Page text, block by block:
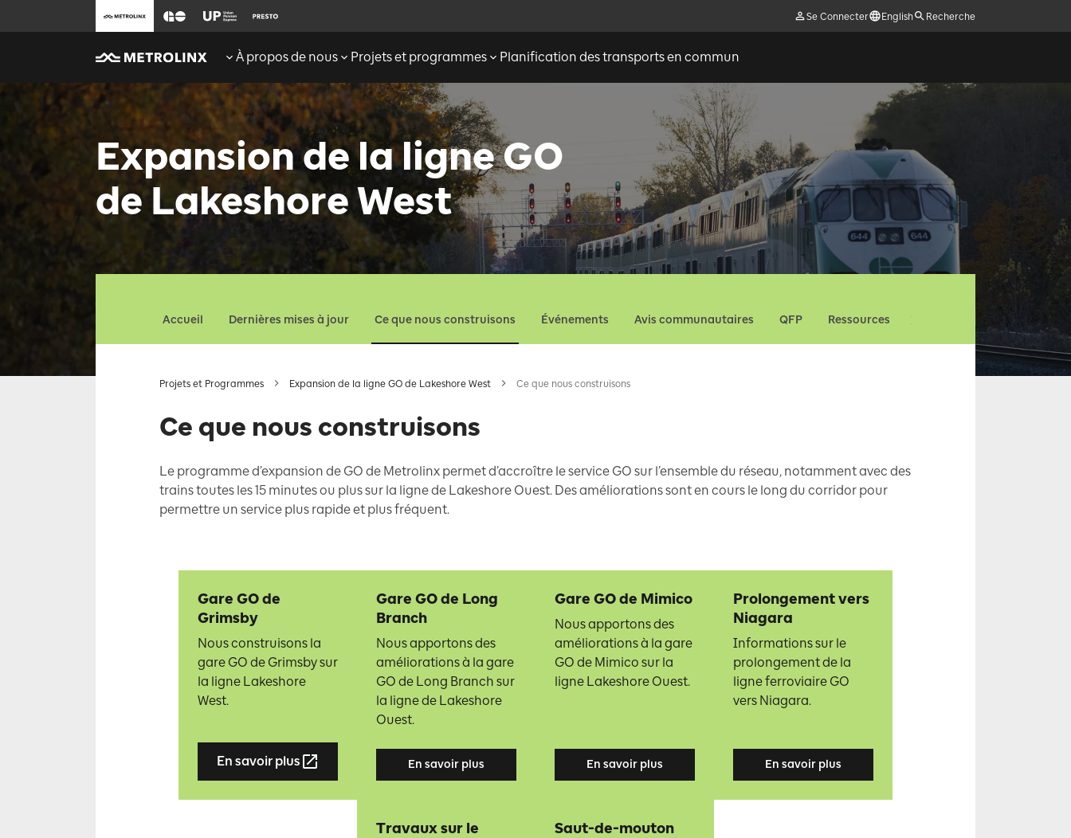
Se Connecter English Recherche
À propos de nous Projets et programmes Planification des transports en commun
Expansion de la ligne GO
de Lakeshore West
Accueil Dernières mises à jour Ce que nous construisons Événements Avis communautaires QFP Ressources Nous contacter
Projets et Programmes Expansion de la ligne GO de Lakeshore West Ce que nous construisons
Ce que nous construisons
Le programme d’expansion de GO de Metrolinx permet d’accroître le service GO sur l’ensemble du réseau, notamment avec des
trains toutes les 15 minutes ou plus sur la ligne de Lakeshore Ouest. Des améliorations sont en cours le long du corridor pour
permettre un service plus rapide et plus fréquent.
Gare GO de
Grimsby
Nous construisons la
gare GO de Grimsby sur
la ligne Lakeshore
West.
En savoir plus
Gare GO de Long
Branch
Nous apportons des
améliorations à la gare
GO de Long Branch sur
la ligne de Lakeshore
Ouest.
En savoir plus
Gare GO de Mimico
Nous apportons des
améliorations à la gare
GO de Mimico sur la
ligne Lakeshore Ouest.
En savoir plus
Prolongement vers
Niagara
Informations sur le
prolongement de la
ligne ferroviaire GO
vers Niagara.
En savoir plus
Travaux sur le
Saut-de-mouton